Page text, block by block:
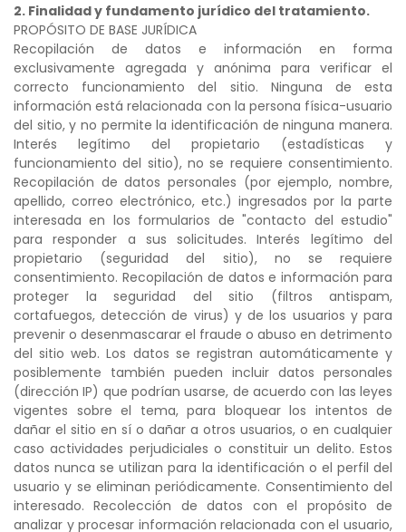
2. Finalidad y fundamento jurídico del tratamiento.
PROPÓSITO DE BASE JURÍDICA
Recopilación de datos e información en forma
exclusivamente agregada y anónima para verificar el
correcto funcionamiento del sitio. Ninguna de esta
información está relacionada con la persona física-usuario
del sitio, y no permite la identificación de ninguna manera.
Interés legítimo del propietario (estadísticas y
funcionamiento del sitio), no se requiere consentimiento.
Recopilación de datos personales (por ejemplo, nombre,
apellido, correo electrónico, etc.) ingresados por la parte
interesada en los formularios de "contacto del estudio"
para responder a sus solicitudes. Interés legítimo del
propietario (seguridad del sitio), no se requiere
consentimiento. Recopilación de datos e información para
proteger la seguridad del sitio (filtros antispam,
cortafuegos, detección de virus) y de los usuarios y para
prevenir o desenmascarar el fraude o abuso en detrimento
del sitio web. Los datos se registran automáticamente y
posiblemente también pueden incluir datos personales
(dirección IP) que podrían usarse, de acuerdo con las leyes
vigentes sobre el tema, para bloquear los intentos de
dañar el sitio en sí o dañar a otros usuarios, o en cualquier
caso actividades perjudiciales o constituir un delito. Estos
datos nunca se utilizan para la identificación o el perfil del
usuario y se eliminan periódicamente. Consentimiento del
interesado. Recolección de datos con el propósito de
analizar y procesar información relacionada con el usuario,